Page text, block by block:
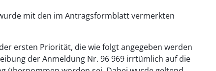
mit den im Antragsformblatt vermerkten
ersten Priorität, die wie folgt angegeben werden
der Anmeldung Nr. 96 969 irrtümlich auf die